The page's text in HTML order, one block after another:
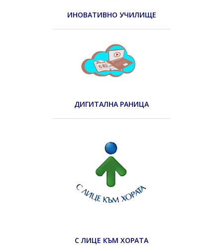
ИНОВАТИВНО УЧИЛИЩЕ
ДИГИТАЛНА РАНИЦА
С ЛИЦЕ КЪМ ХОРАТА